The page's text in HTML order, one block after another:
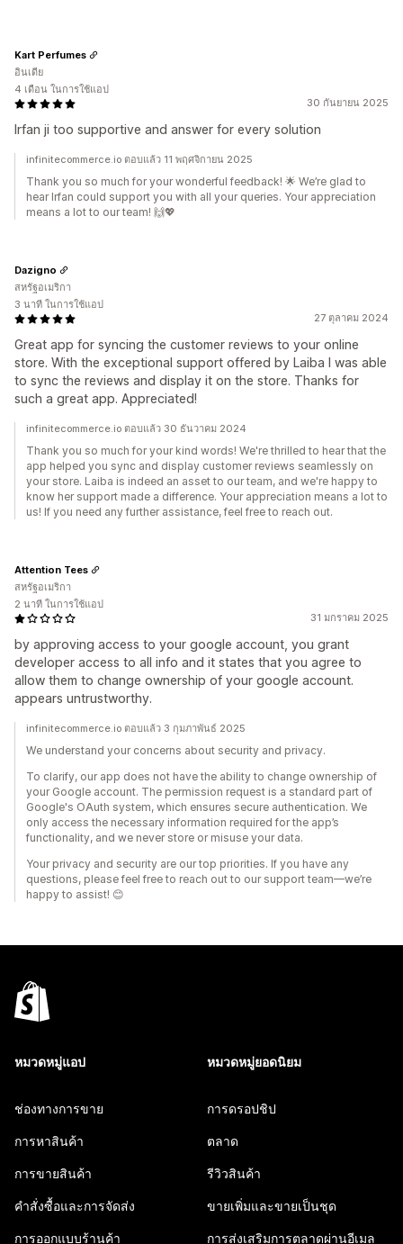
30 กันยายน 2025
Irfan ji too supportive and answer for every solution
Kart Perfumes
อินเดีย
4 เดือน ในการใช้แอป
infinitecommerce.io ตอบแล้ว 11 พฤศจิกายน 2025
Thank you so much for your wonderful feedback! 🌟 We’re glad to
hear Irfan could support you with all your queries. Your appreciation
means a lot to our team! 🙌💖
27 ตุลาคม 2024
Great app for syncing the customer reviews to your online
store. With the exceptional support offered by Laiba I was able
to sync the reviews and display it on the store. Thanks for
such a great app. Appreciated!
Dazigno
สหรัฐอเมริกา
3 นาที ในการใช้แอป
infinitecommerce.io ตอบแล้ว 30 ธันวาคม 2024
Thank you so much for your kind words! We're thrilled to hear that the
app helped you sync and display customer reviews seamlessly on
your store. Laiba is indeed an asset to our team, and we're happy to
know her support made a difference. Your appreciation means a lot to
us! If you need any further assistance, feel free to reach out.
31 มกราคม 2025
by approving access to your google account, you grant
developer access to all info and it states that you agree to
allow them to change ownership of your google account.
appears untrustworthy.
Attention Tees
สหรัฐอเมริกา
2 นาที ในการใช้แอป
infinitecommerce.io ตอบแล้ว 3 กุมภาพันธ์ 2025
We understand your concerns about security and privacy.
To clarify, our app does not have the ability to change ownership of
your Google account. The permission request is a standard part of
Google's OAuth system, which ensures secure authentication. We
only access the necessary information required for the app’s
functionality, and we never store or misuse your data.
Your privacy and security are our top priorities. If you have any
questions, please feel free to reach out to our support team—we’re
happy to assist! 😊
หมวดหมู่แอป
ช่องทางการขาย
การหาสินค้า
การขายสินค้า
คำสั่งซื้อและการจัดส่ง
การออกแบบร้านค้า
หมวดหมู่ยอดนิยม
การดรอปชิป
ตลาด
รีวิวสินค้า
ขายเพิ่มและขายเป็นชุด
การส่งเสริมการตลาดผ่านอีเมล